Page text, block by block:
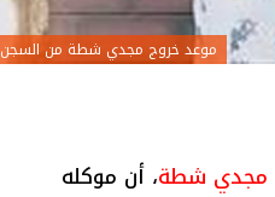
موعد خروج مجدي شطة من السجن
مجدي شطة، أن موكله